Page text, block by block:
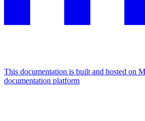
This documentation is built and hosted on
documentation platform